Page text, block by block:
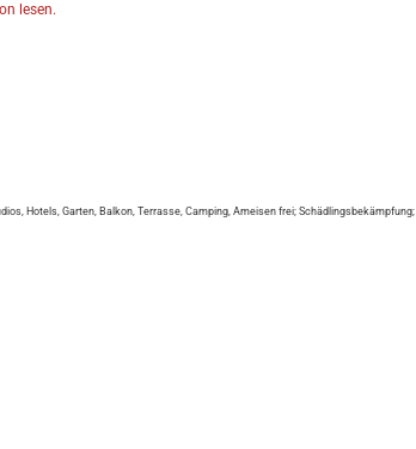
lesen.
Hotels, Garten, Balkon, Terrasse, Camping, Ameisen frei; Schädlingsbekämpfung;